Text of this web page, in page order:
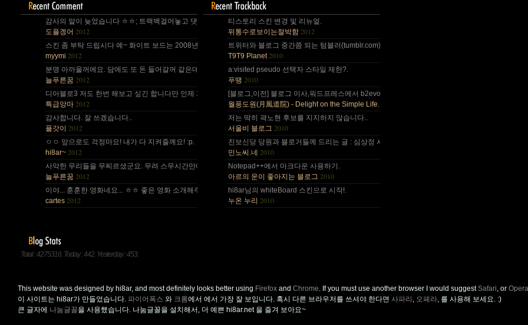
감사의 말이 늦었습니다 ㅎㅎ; 트랙백걸어놓고 댓글 쓴다는걸 깜박 ㅎㅎ 감사합니다~~.
도플겡어 2012
스킨 좀 부탁 드립시다 예~ 화이트 보드는 2008년,그리고 4년 넘었네요, 올림픽도 4년에 한번은 열리는....
myymi 2012
분명 아까울꺼에요. 담에도 또 돈 들어갈꺼 같은데.. Mac을 저한테 주면 다음부턴 이런데 돈 들어갈일....
늘푸른꿈 2012
디아블로3 저도 한번 해보고 싶긴 합니다만 인제 게임은 왠지 안땡기네요. 나이가 드는건가;; 예전엔 ....
특급앙마 2012
감사합니다. 잘 쓰겠습니다..
플갓이
2012
ㅇㅇ 앞으로도 걱정마요! 내가 다 지켜줄께요! :p.
hi8ar~ 2012
사악한 무리들을 무찌르셨군요. 무려 스무시간만에... 지구를 지켜주셔서 감사~ :).
늘푸른꿈 2012
이야... 훈훈한 영화네요... ㅎㅎ 좋은 영화 소개해주셔서 감사합니다.^^;.
cartes 2012
티스토리 스킨 변경 및 리뉴얼.
뒤통수로보이는절박함 2012
트위터와 블로그 중간쯤 되는 텀블러(tumblr.com)와 쿠(kooo.net).
T9T9 Planet 2010
a:visited pseudo 선택자 스타일 제한?.
푸땡 2010
[블로그,이전] 블로그 이사,워드프레스에서 b2evo로 블로그 엔진 변경..
월풍도원(月風道院) - Delight on the Simple Life.
저는 딱히 곽노현 후보를 지지하지 않습니다..
서울비 블로그 2010
진보신당 당원과 블로거들께 드리는 글 : 심상정 사퇴에 부쳐.
민노씨.네 2010
Notepad++에서 마크다운 사용하기.
아르의 운이 좋아지는 블로그 2010
hi8ar님의 whiteBoard 스킨으로 시작!.
누온 누리 2010
Total : 4275316. Today : 442. Yesterday : 453.
This website was designed by hi8ar, and most definitely looks better using Firefox and Chrome. If you must use another browser I would suggestSafari, or Opera
이 사이트는 hi8ar가 만들었습니다. 파이어폭스 와 크롬에서 에서 가장 잘 보입니다. 혹시 다른 브라우저를 쓰셔야 한다면 사파리 , 오페라, 를 사용해 보세요. :)
큰 글자에 나눔글꼴을 사용했습니다. 나눔글꼴을 설치해서, 더 예쁜 hi8ar.net 을 즐겨 보아요~